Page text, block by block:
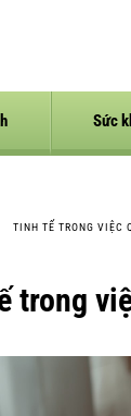
Sức
TINH TẾ TRONG VIỆC
trong